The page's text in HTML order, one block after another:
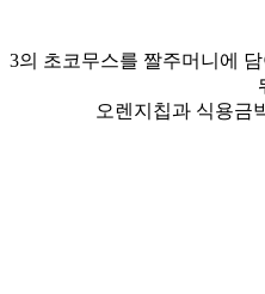
3의 초코무스를 짤주머니에
오렌지칩과 식용금